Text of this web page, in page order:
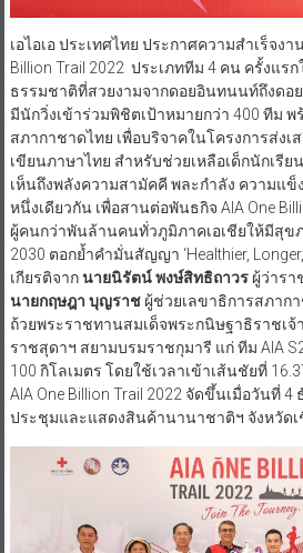
เอไอเอ ประเทศไทย ประกาศความสำเร็จงา
Billion Trail 2022 ประเภททีม 4 คน ครั้งแร
ธรรมชาติที่สวยงามจากดอยอินทนนท์ถึงดอย
มีนักวิ่งเข้าร่วมพิชิตเป้าหมายกว่า 400 ทีม
สภากาชาดไทย เพื่อบริจาคในโครงการส่ง
เขียนภาษาไทย สำหรับช่วยเหลือเด็กนักเรี
เห็นถึงพลังความสามัคคี พละกำลัง ความแ
หนึ่งเดียวกัน เพื่อสานต่อพันธกิจ AIA One
ผู้คนกว่าพันล้านคนทั่วภูมิภาคเอเชียให้มีสุ
2030 ตอกย้ำคำมั่นสัญญา ‘Healthier,
เกียรติจากนายนิรัตน์ พงษ์สิทธิถาวรผู้ว่ารา
นายกฤษฎา บุญราชผู้ช่วยเลขาธิการสภาก
ถ้วยพระราชทานสมเด็จพระกนิษฐาธิราชเจ้
ราชสุดาฯ สยามบรมราชกุมารี แก่ ทีม AIA
100 กิโลเมตร โดยใช้เวลาเข้าเส้นชัยที่
AIA One Billion Trail 2022 จัดขึ้นเมื่อวันที่
ประชุมและแสดงสินค้านานาชาติฯ จังหวัดเ